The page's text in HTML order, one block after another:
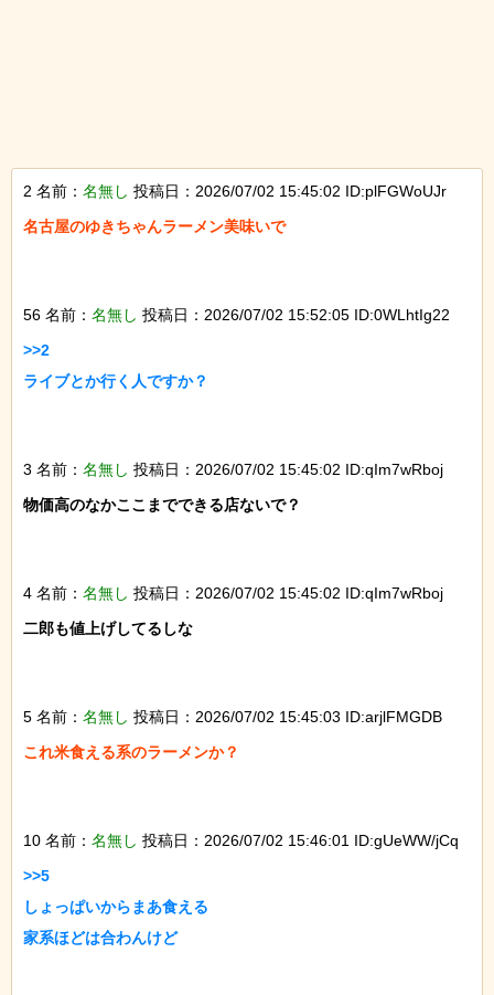
2 名前： 名無し 投稿日：2026/07/02 15:45:02 ID:plFGWoUJr
名古屋のゆきちゃんラーメン美味いで
56 名前： 名無し 投稿日：2026/07/02 15:52:05 ID:0WLhtIg22
>>2
ライブとか行く人ですか？
3 名前： 名無し 投稿日：2026/07/02 15:45:02 ID:qIm7wRboj
物価高のなかここまでできる店ないで？
4 名前： 名無し 投稿日：2026/07/02 15:45:02 ID:qIm7wRboj
二郎も値上げしてるしな
5 名前： 名無し 投稿日：2026/07/02 15:45:03 ID:arjlFMGDB
これ米食える系のラーメンか？
10 名前： 名無し 投稿日：2026/07/02 15:46:01 ID:gUeWW/jCq
>>5
しょっぱいからまあ食える
家系ほどは合わんけど